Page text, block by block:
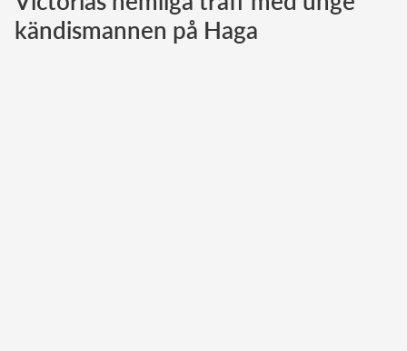
Norska kungahuset
kändismannen på Haga